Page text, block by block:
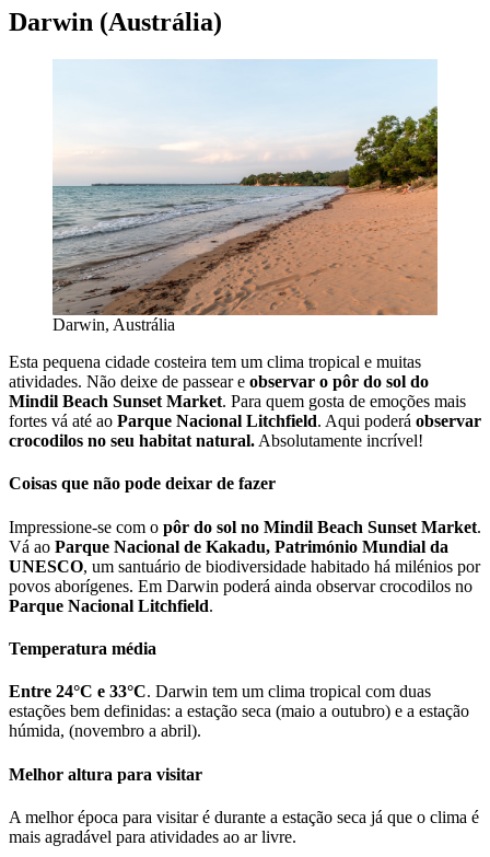
Darwin (Austrália)
Darwin, Austrália
Esta pequena cidade costeira tem um clima tropical e muitas
atividades. Não deixe de passear e observar o pôr do sol do
Mindil Beach Sunset Market. Para quem gosta de emoções mais
fortes vá até ao Parque Nacional Litchfield. Aqui poderá observar
crocodilos no seu habitat natural. Absolutamente incrível!
Coisas que não pode deixar de fazer
Impressione-se com o pôr do sol no Mindil Beach Sunset Market.
Vá ao Parque Nacional de Kakadu, Património Mundial da
UNESCO, um santuário de biodiversidade habitado há milénios por
povos aborígenes. Em Darwin poderá ainda observar crocodilos no
Parque Nacional Litchfield.
Temperatura média
Entre 24°C e 33°C. Darwin tem um clima tropical com duas
estações bem definidas: a estação seca (maio a outubro) e a estação
húmida, (novembro a abril).
Melhor altura para visitar
A melhor época para visitar é durante a estação seca já que o clima é
mais agradável para atividades ao ar livre.